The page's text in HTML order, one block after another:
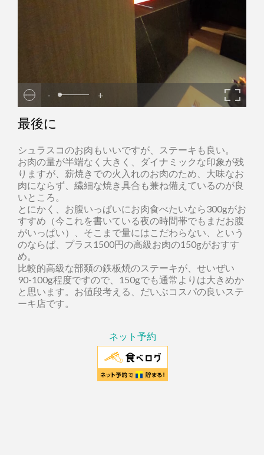
- +
最後に
シュラスコのお肉もいいですが、ステーキも良い。
お肉の量が半端なく大きく、ダイナミックな印象が残
りますが、薪焼きでの火入れのお肉のため、大味なお
肉にならず、繊細な焼き具合も兼ね備えているのが良
いところ。
とにかく、お腹いっぱいにお肉食べたいなら300gがお
すすめ（今これを書いている夜の時間帯でもまだお腹
がいっぱい）、そこまで量にはこだわらない、という
のならば、プラス1500円の高級お肉の150gがおすす
め。
比較的高級な部類の鉄板焼のステーキが、せいぜい
90-100g程度ですので、150gでも通常よりは大きめか
と思います。お値段考える、だいぶコスパの良いステ
ーキ店です。
ネット予約